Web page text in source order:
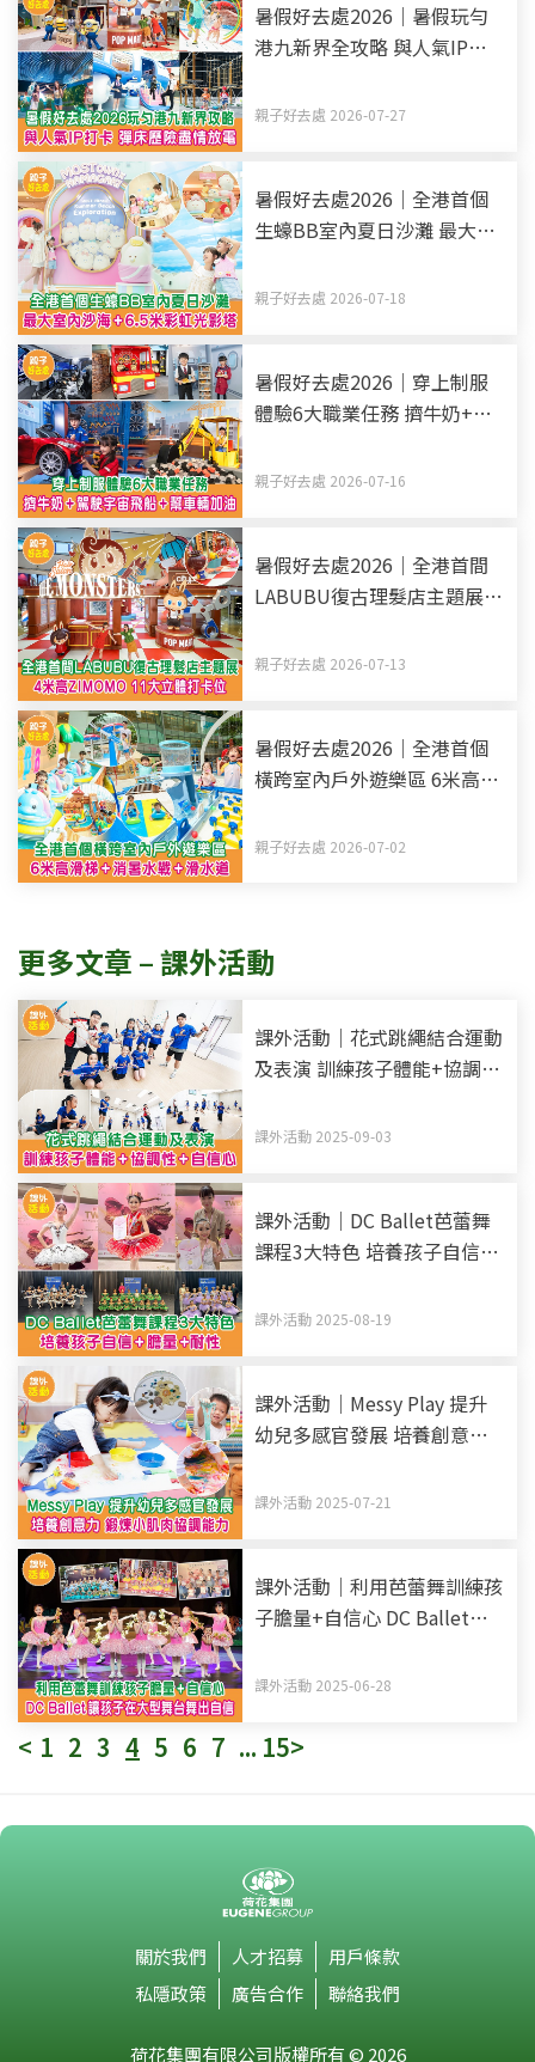
暑假好去處2026｜暑假玩勻
港九新界全攻略 與人氣IP打
更新）
親子好去處 2026-07-27
暑假好去處2026｜全港首個
生蠔BB室內夏日沙灘 最大室
親子好去處 2026-07-18
暑假好去處2026｜穿上制服
體驗6大職業任務 擠牛奶+駕
親子好去處 2026-07-16
暑假好去處2026｜全港首間
LABUBU復古理髮店主題展 4
位
親子好去處 2026-07-13
暑假好去處2026｜全港首個
橫跨室內戶外遊樂區 6米高滑
親子好去處 2026-07-02
更多文章 – 課外活動
課外活動｜花式跳繩結合運動
及表演 訓練孩子體能+協調性
課外活動 2025-09-03
課外活動｜DC Ballet芭蕾舞
課程3大特色 培養孩子自信
課外活動 2025-08-19
課外活動｜Messy Play 提升
幼兒多感官發展 培養創意力
課外活動 2025-07-21
課外活動｜利用芭蕾舞訓練孩
子膽量+自信心 DC Ballet讓
課外活動 2025-06-28
< 1 2 3 4 5 6 7 ... 15>
關於我們 人才招募
用戶條款
私隱政策
廣告合作 聯絡我們
荷花集團有限公司版權所有 © 2026